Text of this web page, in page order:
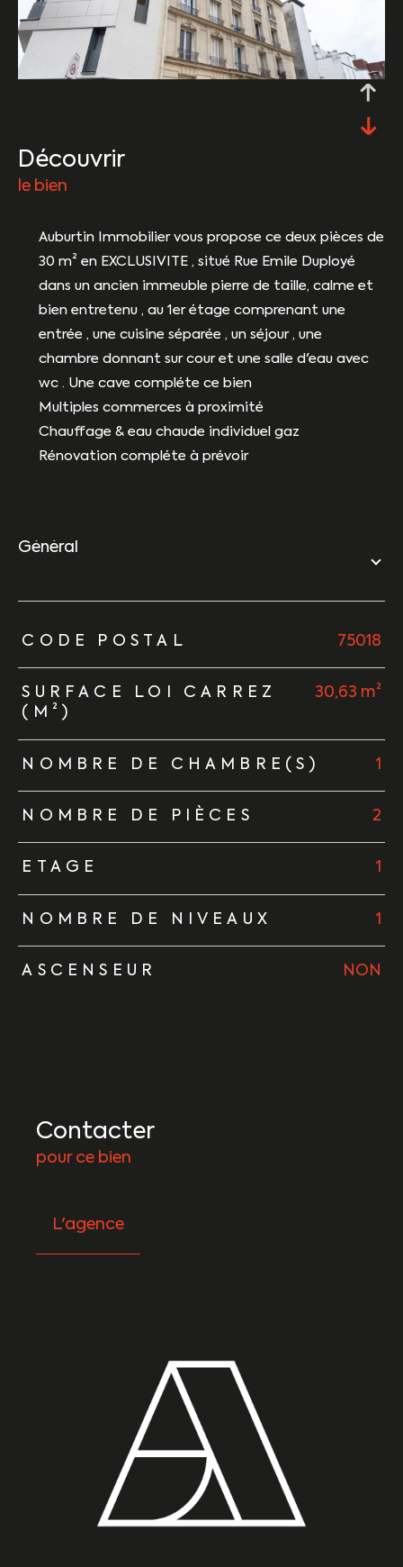
découvrir
le bien
Auburtin Immobilier vous propose ce deux pièces de
30 m² en EXCLUSIVITE , situé Rue Emile Duployé
dans un ancien immeuble pierre de taille, calme et
bien entretenu , au 1er étage comprenant une
entrée , une cuisine séparée , un séjour , une
chambre donnant sur cour et une salle d'eau avec
wc . Une cave compléte ce bien
Multiples commerces à proximité
Chauffage & eau chaude individuel gaz
Rénovation compléte à prévoir
général
TRAD_ZEPHYR_Caracteristique TRAD_ZEPHYR_Valeurs
CODE POSTAL 75018
SURFACE LOI CARREZ
(M²)
30,63 m²
NOMBRE DE CHAMBRE(S) 1
NOMBRE DE PIÈCES 2
ETAGE 1
NOMBRE DE NIVEAUX 1
ASCENSEUR NON
Contacter
pour ce bien
L'agence